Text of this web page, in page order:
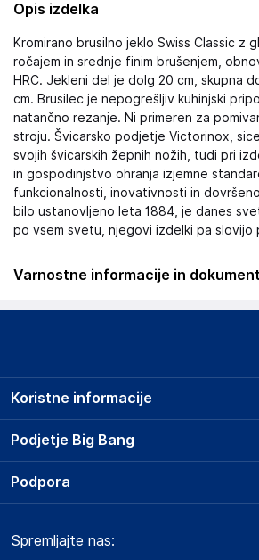
Opis izdelka
Kromirano brusilno jeklo Swiss Classic z
ročajem in srednje finim brušenjem,
HRC. Jekleni del je dolg 20 cm, skupna
cm. Brusilec je nepogrešljiv kuhinjski
natančno rezanje. Ni primeren za
stroju. Švicarsko podjetje Victorinox,
svojih švicarskih žepnih nožih, tudi pri
in gospodinjstvo ohranja izjemne
funkcionalnosti, inovativnosti in
bilo ustanovljeno leta 1884, je danes
po vsem svetu, njegovi izdelki pa slovijo
Varnostne informacije in
Podatki o proizvajalcu
KRISTAL d.o.o. Rence
Slovenija
Gospodarski subjekt s sedežem v EU, ki
izdelka z zahtevanimi predpisi.
Podjetje Big Bang
O podjetju
Obvestila za javnost
Koristne informacije
Prodajna mesta
Storitve
Dostava, vnos in odvoz
Podpora
Marketplace
Spremljajte nas: